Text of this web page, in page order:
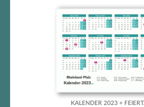
Rheinland-Pfalz Kalender
Feiertage
KALENDER 2023 +